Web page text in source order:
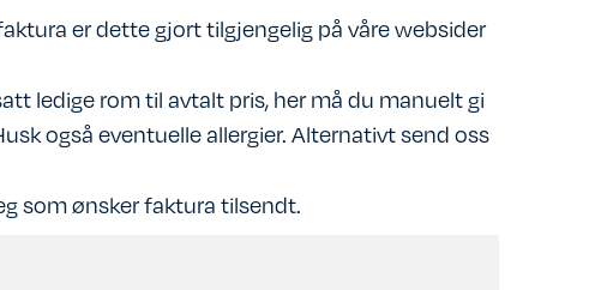
er dette gjort tilgjengelig på våre websider
ledige rom til avtalt pris, her må du manuelt gi
også eventuelle allergier. Alternativt send oss
som ønsker faktura tilsendt.